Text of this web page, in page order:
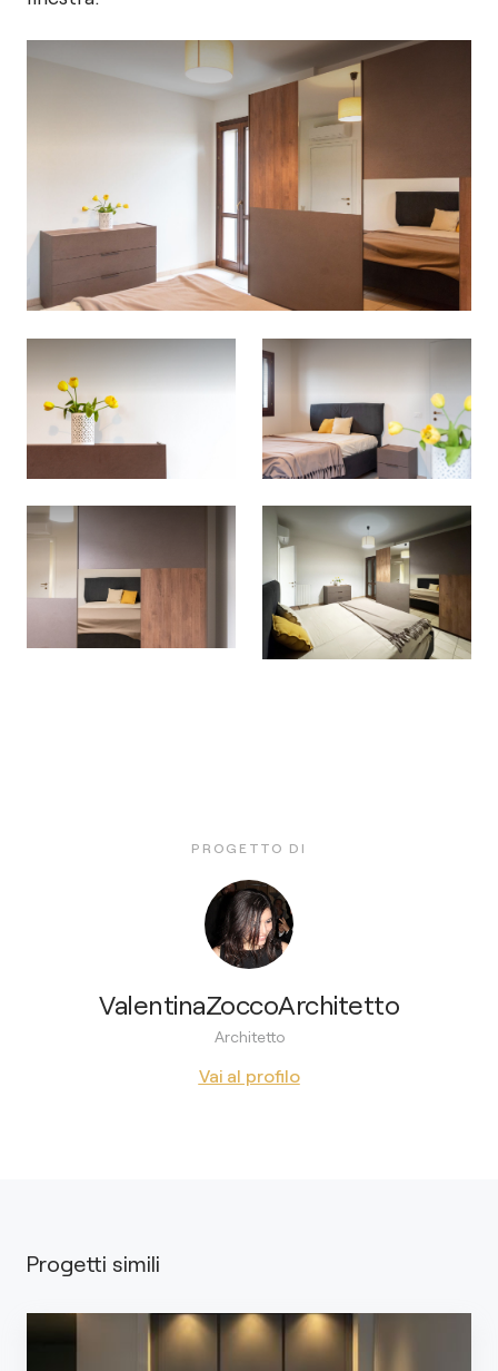
PROGETTO DI
ValentinaZoccoArchitetto
Architetto
Vai al profilo
Progetti simili